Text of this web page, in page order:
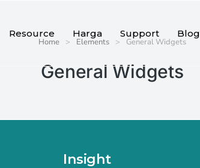
Resource Harga Support Blog
Home Elements General Widgets
General Widgets
Insight